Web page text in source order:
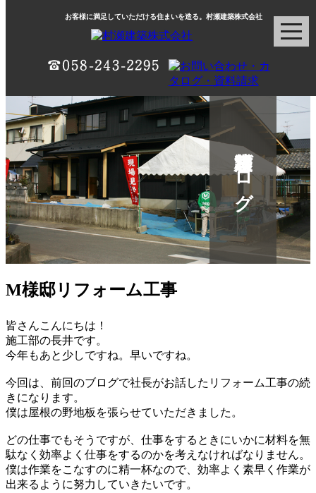
お客様に満足していただける住まいを造る。村瀬建築株式会社
村瀬建築ブログ
M様邸リフォーム工事
皆さんこんにちは！
施工部の長井です。
今年もあと少しですね。早いですね。
今回は、前回のブログで社長がお話したリフォーム工事の続
きになります。
僕は屋根の野地板を張らせていただきました。
どの仕事でもそうですが、仕事をするときにいかに材料を無
駄なく効率よく仕事をするのかを考えなければなりません。
僕は作業をこなすのに精一杯なので、効率よく素早く作業が
出来るように努力していきたいです。